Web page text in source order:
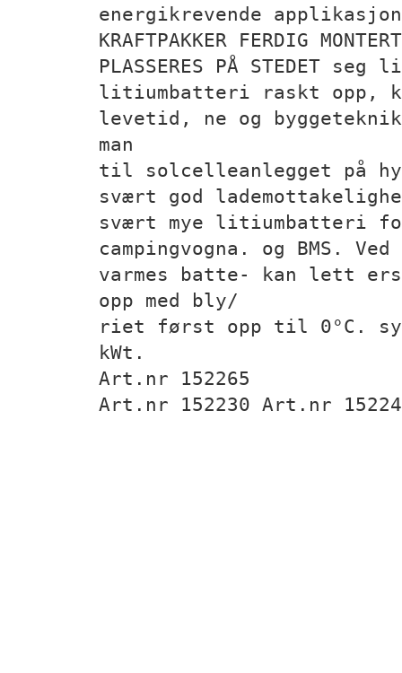
energikrevende
KRAFTPAKKER FERDIG
PLASSERES PÅ STEDET
litiumbatteri raskt opp,
levetid, ne og
man
til solcelleanlegget på
svært god
svært mye litiumbatteri
campingvogna. og BMS.
varmes batte- kan lett
opp med bly/
riet først opp til 0°C.
kWt.
Art.nr 152265
Art.nr 152230 Art.nr